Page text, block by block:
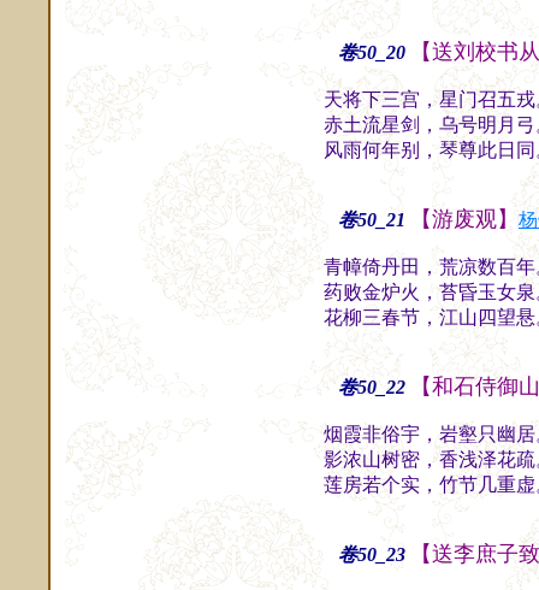
卷50_20 【送刘校书
天将下三宫，星门召五
赤土流星剑，乌号明月
风雨何年别，琴尊此日
卷50_21 【游废观】
青幛倚丹田，荒凉数百
药败金炉火，苔昏玉女
花柳三春节，江山四望
卷50_22 【和石侍御
烟霞非俗宇，岩壑只幽
影浓山树密，香浅泽花
莲房若个实，竹节几重
卷50_23 【送李庶子